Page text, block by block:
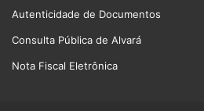
Autenticidade de Documentos
Consulta Pública de Alvará
Nota Fiscal Eletrônica